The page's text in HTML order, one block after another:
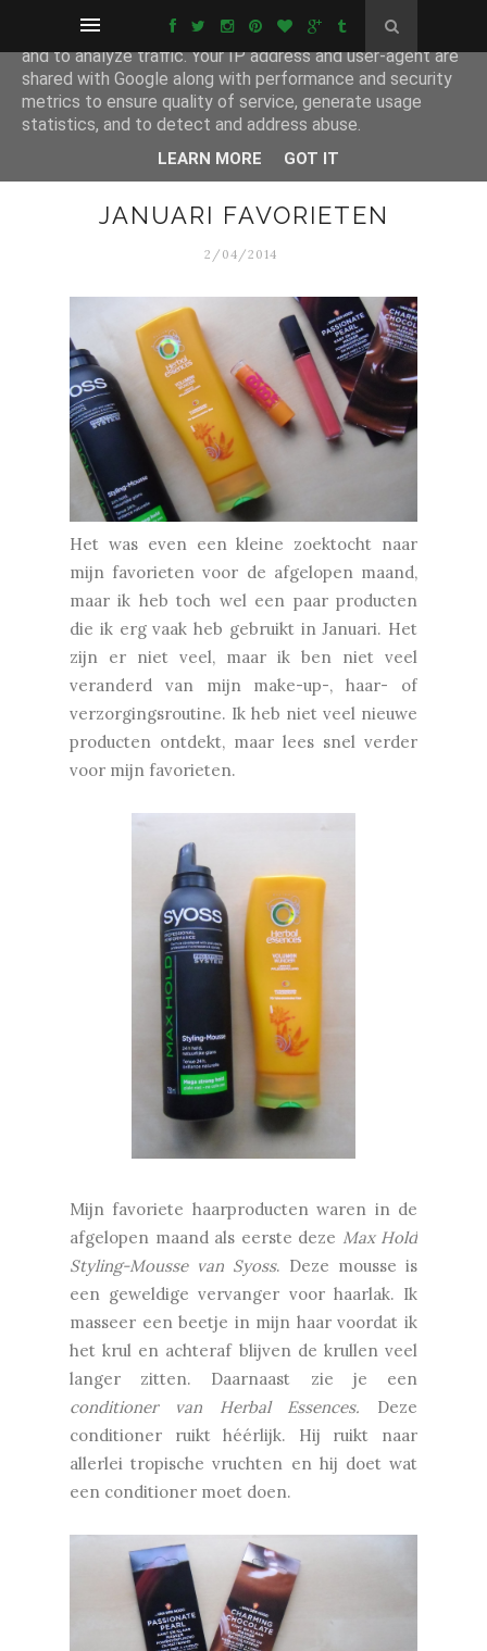
JANUARI FAVORIETEN
2/04/2014
Het was even een kleine zoektocht naar
mijn favorieten voor de afgelopen maand,
maar ik heb toch wel een paar producten
die ik erg vaak heb gebruikt in Januari. Het
zijn er niet veel, maar ik ben niet veel
veranderd van mijn make-up-, haar- of
verzorgingsroutine. Ik heb niet veel nieuwe
producten ontdekt, maar lees snel verder
voor mijn favorieten.
Mijn favoriete haarproducten waren in de
afgelopen maand als eerste deze Max Hold
Styling-Mousse van Syoss. Deze mousse is
een geweldige vervanger voor haarlak. Ik
masseer een beetje in mijn haar voordat ik
het krul en achteraf blijven de krullen veel
langer zitten. Daarnaast zie je een
conditioner van Herbal Essences. Deze
conditioner ruikt héérlijk. Hij ruikt naar
allerlei tropische vruchten en hij doet wat
een conditioner moet doen.
This site uses cookies from Google to deliver its services
and to analyze traffic. Your IP address and user-agent are
shared with Google along with performance and security
metrics to ensure quality of service, generate usage
statistics, and to detect and address abuse.
LEARN MORE GOT IT